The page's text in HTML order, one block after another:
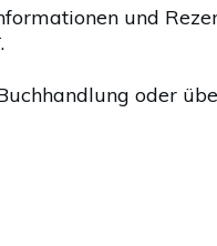
und
oder